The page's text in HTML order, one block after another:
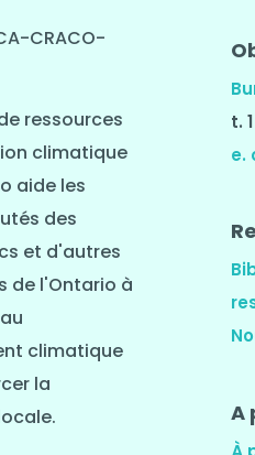
ressources
climatique
aide les
des
et d'autres
de l'Ontario à
climatique
la
t.
e.
A